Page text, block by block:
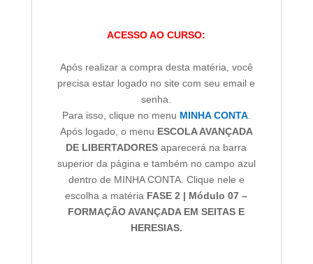
ACESSO AO CURSO:
Após realizar a compra desta matéria, você
precisa estar logado no site com seu email e
senha.
Para isso, clique no menu MINHA CONTA.
Após logado, o menu ESCOLA AVANÇADA
DE LIBERTADORES aparecerá na barra
superior da página e também no campo azul
dentro de MINHA CONTA. Clique nele e
escolha a matéria FASE 2 | Módulo 07 –
FORMAÇÃO AVANÇADA EM SEITAS E
HERESIAS.